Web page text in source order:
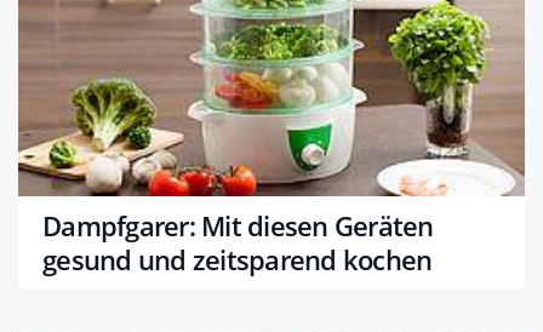
Dampfgarer: Mit diesen Geräten
gesund und zeitsparend kochen